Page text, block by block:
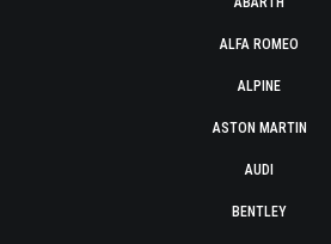
ALFA ROMEO
ALPINE
ASTON MARTIN
AUDI
BENTLEY